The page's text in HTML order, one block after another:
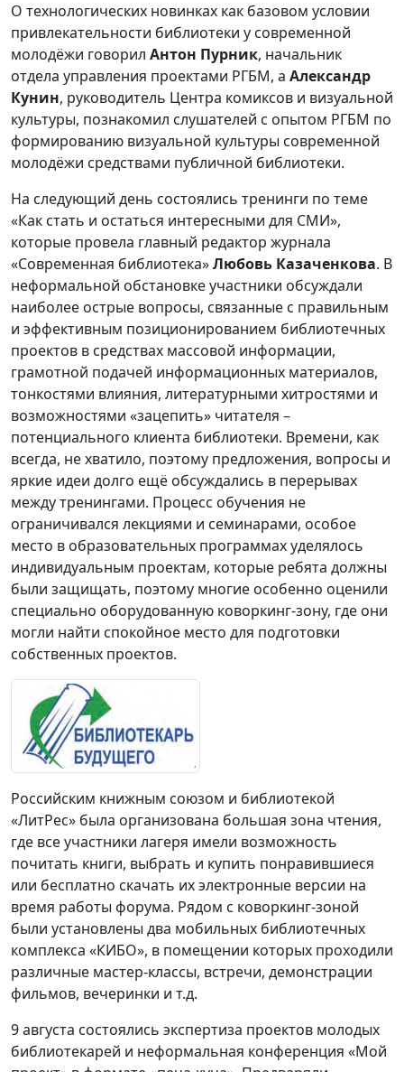
О технологических новинках как базовом условии
привлекательности библиотеки у современной
молодёжи говорил Антон Пурник, начальник
отдела управления проектами РГБМ, а Александр
Кунин, руководитель Центра комиксов и визуальной
культуры, познакомил слушателей с опытом РГБМ по
формированию визуальной культуры современной
молодёжи средствами публичной библиотеки.
На следующий день состоялись тренинги по теме
«Как стать и остаться интересными для СМИ»,
которые провела главный редактор журнала
«Современная библиотека»Любовь Казаченкова. В
неформальной обстановке участники обсуждали
наиболее острые вопросы, связанные с правильным
и эффективным позиционированием библиотечных
проектов в средствах массовой информации,
грамотной подачей информационных материалов,
тонкостями влияния, литературными хитростями и
возможностями «зацепить» читателя –
потенциального клиента библиотеки. Времени, как
всегда, не хватило, поэтому предложения, вопросы и
яркие идеи долго ещё обсуждались в перерывах
между тренингами. Процесс обучения не
ограничивался лекциями и семинарами, особое
место в образовательных программах уделялось
индивидуальным проектам, которые ребята должны
были защищать, поэтому многие особенно оценили
специально оборудованную коворкинг-зону, где они
могли найти спокойное место для подготовки
собственных проектов.
Российским книжным союзом и библиотекой
«ЛитРес» была организована большая зона чтения,
где все участники лагеря имели возможность
почитать книги, выбрать и купить понравившиеся
или бесплатно скачать их электронные версии на
время работы форума. Рядом с коворкинг-зоной
были установлены два мобильных библиотечных
комплекса «КИБО», в помещении которых проходили
различные мастер-классы, встречи, демонстрации
фильмов, вечеринки и т.д.
9 августа состоялись экспертиза проектов молодых
библиотекарей и неформальная конференция «Мой